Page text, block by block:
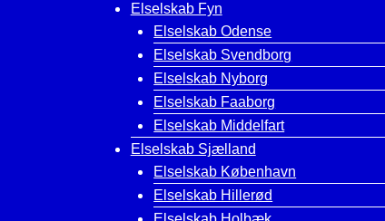
Elselskab Fyn
Elselskab Odense
Elselskab Svendborg
Elselskab Nyborg
Elselskab Faaborg
Elselskab Middelfart
Elselskab Sjælland
Elselskab København
Elselskab Hillerød